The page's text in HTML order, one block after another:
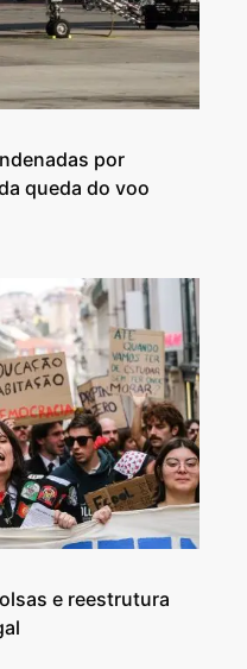
por
queda do voo
e reestrutura